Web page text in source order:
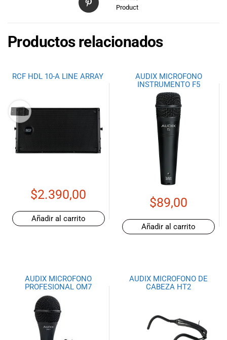
Product
Productos relacionados
RCF HDL 10-A LINE ARRAY
$2.390,00
Añadir al carrito
AUDIX MICROFONO
INSTRUMENTO F5
$89,00
Añadir al carrito
AUDIX MICROFONO
PROFESIONAL OM7
AUDIX MICROFONO DE
CABEZA HT2